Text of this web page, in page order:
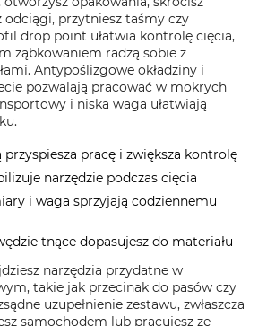
odciągi, przytniesz taśmy czy
drop point ułatwia kontrolę cięcia,
ząbkowaniem radzą sobie z
Antypoślizgowe okładziny i
pozwalają pracować w mokrych
i niska waga ułatwiają
przyspiesza pracę i zwiększa kontrolę
narzędzie podczas cięcia
i waga sprzyjają codziennemu
tnące dopasujesz do materiału
narzędzia przydatne w
takie jak przecinak do pasów czy
uzupełnienie zestawu, zwłaszcza
samochodem lub pracujesz ze